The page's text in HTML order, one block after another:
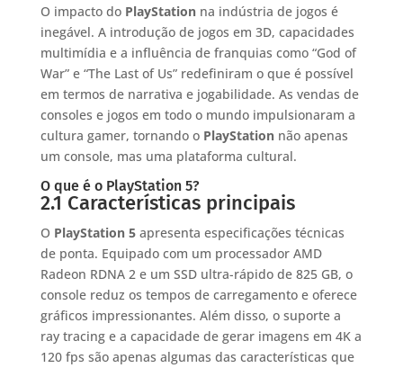
O impacto do PlayStationna indústria de jogos é
inegável. A introdução de jogos em 3D, capacidades
multimídia e a influência de franquias como “God of
War” e “The Last of Us” redefiniram o que é possível
em termos de narrativa e jogabilidade. As vendas de
consoles e jogos em todo o mundo impulsionaram a
cultura gamer, tornando o PlayStationnão apenas
um console, mas uma plataforma cultural.
O que é o PlayStation 5?
2.1 Características principais
O PlayStation 5apresenta especificações técnicas
de ponta. Equipado com um processador AMD
Radeon RDNA 2 e um SSD ultra-rápido de 825 GB, o
console reduz os tempos de carregamento e oferece
gráficos impressionantes. Além disso, o suporte a
ray tracing e a capacidade de gerar imagens em 4K a
120 fps são apenas algumas das características que